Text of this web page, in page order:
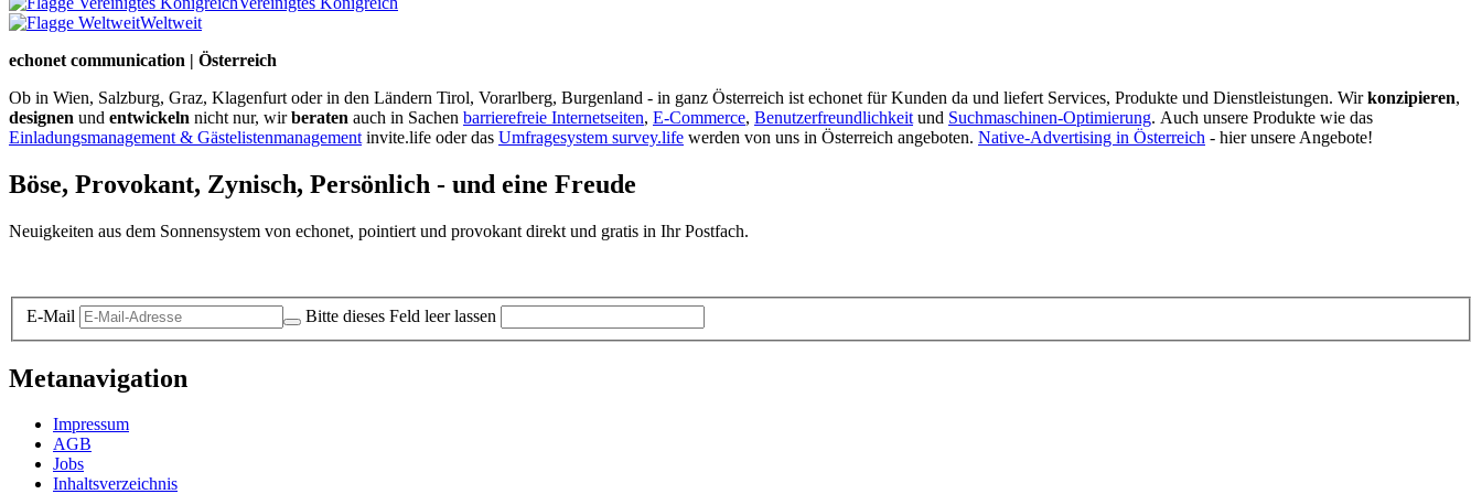
Weltweit
echonet communication | Österreich
Ob in Wien, Salzburg, Graz, Klagenfurt oder in den Ländern Tirol, Vorarlberg, Burgenland - in ganz Österreich ist echonet für Kunden da und liefert Services, Produkte und Dienstleistungen. Wirkonzipieren,
designen und entwickeln nicht nur, wirberaten auch in Sachen barrierefreie Internetseiten, E-Commerce, Benutzerfreundlichkeit und Suchmaschinen-Optimierung. Auch unsere Produkte wie das
Einladungsmanagement & Gästelistenmanagement invite.life oder das Umfragesystem survey.life werden von uns in Österreich angeboten. Native-Advertising in Österreich - hier unsere Angebote!
Böse, Provokant, Zynisch, Persönlich - und eine Freude
Neuigkeiten aus dem Sonnensystem von echonet, pointiert und provokant direkt und gratis in Ihr Postfach.
E-Mail Bitte dieses Feld leer lassen
Metanavigation
Impressum
AGB
Jobs
Inhaltsverzeichnis